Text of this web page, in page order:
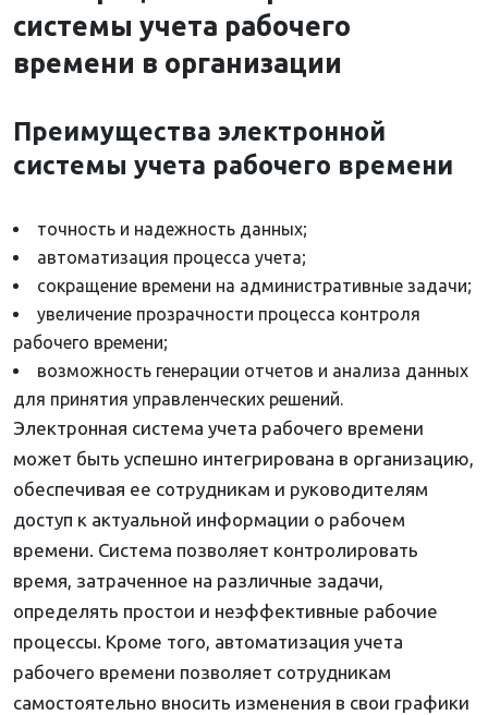
системы учета рабочего
времени в организации
Преимущества электронной
системы учета рабочего времени
точность и надежность данных;
автоматизация процесса учета;
сокращение времени на административные задачи;
увеличение прозрачности процесса контроля
рабочего времени;
возможность генерации отчетов и анализа данных
для принятия управленческих решений.
Электронная система учета рабочего времени
может быть успешно интегрирована в организацию,
обеспечивая ее сотрудникам и руководителям
доступ к актуальной информации о рабочем
времени. Система позволяет контролировать
время, затраченное на различные задачи,
определять простои и неэффективные рабочие
процессы. Кроме того, автоматизация учета
рабочего времени позволяет сотрудникам
самостоятельно вносить изменения в свои графики